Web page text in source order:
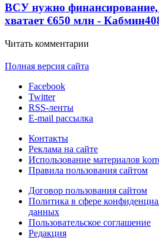
ВСУ нужно финансирование,
хватает €650 млн - Кабмин
Читать комментарии
Полная версия сайта
Facebook
Twitter
RSS-ленты
E-mail рассылка
Контакты
Реклама на сайте
Использование материалов
Правила пользования сайтом
Договор пользования сайтом
Политика в сфере
данных
Пользовательское соглашение
Редакция